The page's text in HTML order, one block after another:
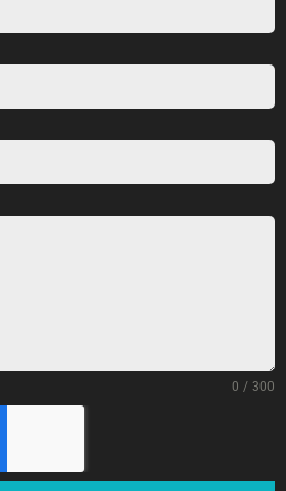
0 / 300